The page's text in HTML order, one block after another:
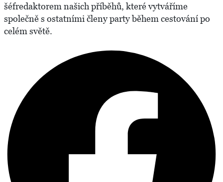
šéfredaktorem našich příběhů, které vytváříme
společně s ostatními členy party během cestování po
celém světě.